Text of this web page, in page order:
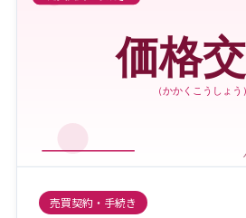
売買契約・手続き